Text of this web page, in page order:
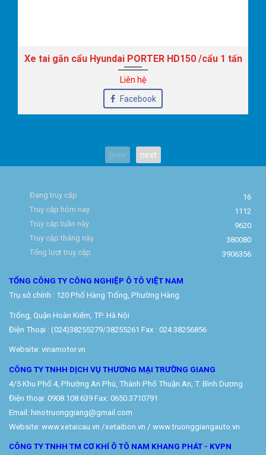
Xe tai gắn cẩu Hyundai PORTER HD150 /cẩu 1 tấn
Liên hệ
Facebook
next
Đang truy cập
16
Truy cập hôm nay
1112
Truy cập tuần này
9620
Truy cập tháng này
380080
Tổng lượt truy cập
3906356
TỔNG CÔNG TY CÔNG NGHIỆP Ô TÔ VIỆT NAM
Trụ sở chính : 120 Phố Hàng Trống, Phường Hàng
Trống, Quận Hoàn Kiếm, TP. Hà Nội
Điện Thoại : (024)38255279/38255261 Fax : 024.38256856
Website: vinamotor.vn
CÔNG TY TNHH DỊCH VỤ THƯƠNG MẠI TRƯỜNG GIANG
4/5 Khu Phố 4, Phường An Phú, Thành Phố Thuận An, T. Bình Dương
Điện thoại: 0908.108.639 Fax: 0650.3710791
Email: hinotruonggiang@gmail.com
Website: www.xetaicau.vn /xetaibon.vn / www.truonggiangauto.vn
CÔNG TY TNHH TM CƠ KHÍ Ô TÔ NAM KHANG PHÁT - KVPN